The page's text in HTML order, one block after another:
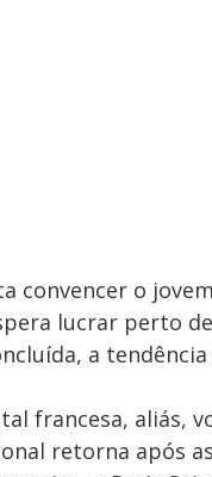
convencer o
lucrar perto
a
francesa, aliás,
retorna após